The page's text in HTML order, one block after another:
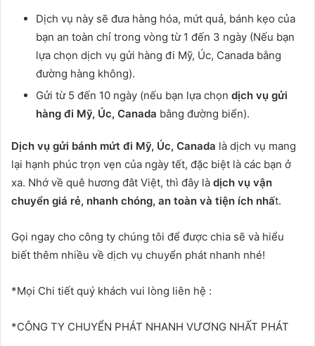
Dịch vụ này sẽ đưa hàng hóa, mứt quả, bánh kẹo của
bạn an toàn chỉ trong vòng từ 1 đến 3 ngày (Nếu bạn
lựa chọn dịch vụ gửi hàng đi Mỹ, Úc, Canada bằng
đường hàng không).
Gửi từ 5 đến 10 ngày (nếu bạn lựa chọn dịch vụ gửi
hàng đi Mỹ, Úc, Canada bằng đường biển).
Dịch vụ gửi bánh mứt đi Mỹ, Úc, Canada là dịch vụ mang
lại hạnh phúc trọn vẹn của ngày tết, đặc biệt là các bạn ở
xa. Nhớ về quê hương đât Việt, thì đây là dịch vụ vận
chuyển giá rẻ, nhanh chóng, an toàn và tiện ích nhất.
Gọi ngay cho công ty chúng tôi để được chia sẽ và hiểu
biết thêm nhiều về dịch vụ chuyển phát nhanh nhé!
*Mọi Chi tiết quý khách vui lòng liên hệ :
*CÔNG TY CHUYỂN PHÁT NHANH VƯƠNG NHẤT PHÁT